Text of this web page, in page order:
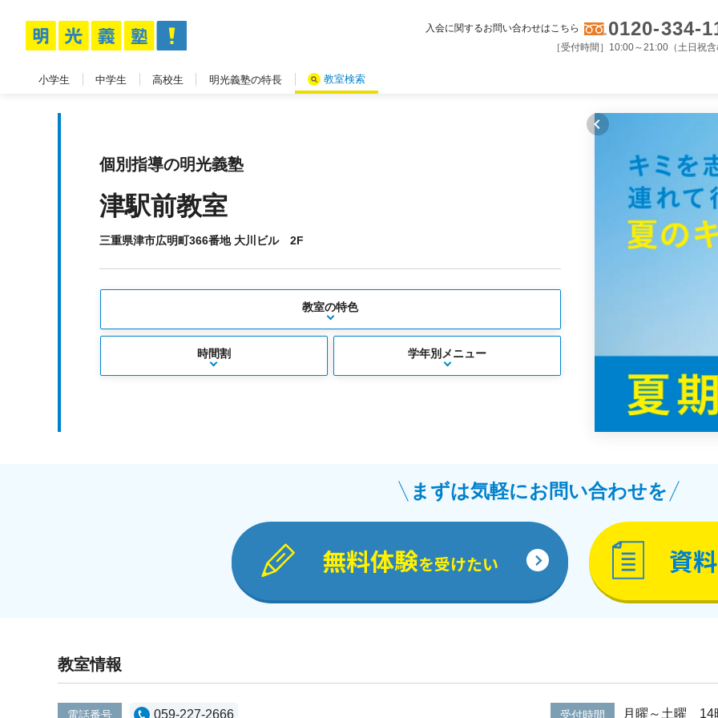
入会に関するお問い合わせはこちら 0120-334-
［受付時間］10:00～21:00（土日祝
高校生
中学生
小学生 明光義塾の特長 教室検索
個別指導の明光義塾
津駅前教室
三重県津市広明町366番地 大川ビル 2F
教室の特色
時間割 学年別メニュー
まずは気軽にお問い合わせを
無料体験を受けたい 資料
教室情報
電話番号 059-227-2666 受付時間 月曜～土曜 14